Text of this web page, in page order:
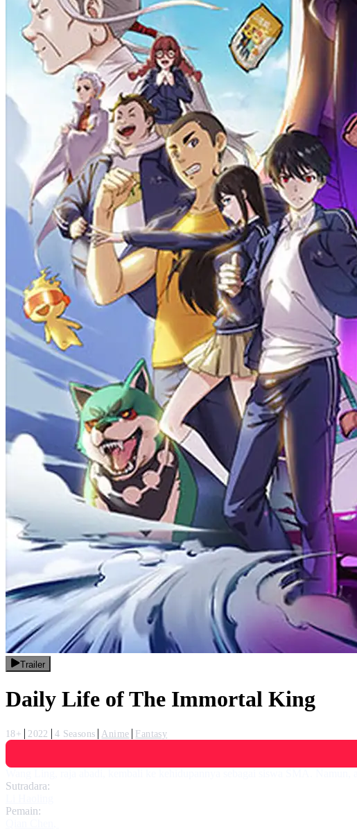
Trailer
Daily Life of The Immortal King
18+ 2022 4 Seasons Anime
Fantasy
Sutradara:
Pemain: